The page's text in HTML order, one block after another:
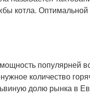
котла. Оптимальной
популярней
количество
долю рынка в